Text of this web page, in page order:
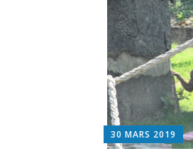
30 MARS 2019